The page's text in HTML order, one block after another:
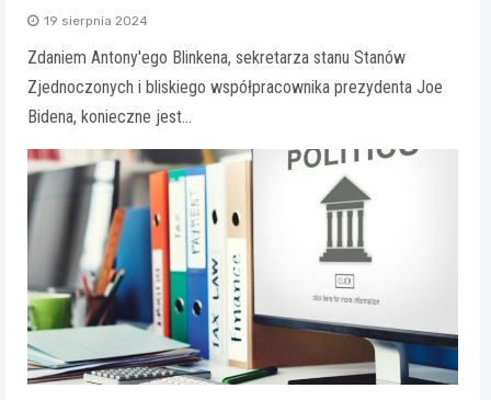
19 sierpnia 2024
Zdaniem Antony'ego Blinkena, sekretarza stanu Stanów
Zjednoczonych i bliskiego współpracownika prezydenta Joe
Bidena, konieczne jest…